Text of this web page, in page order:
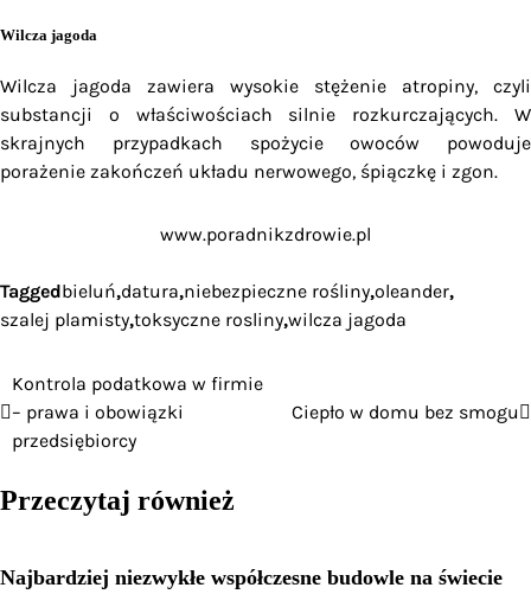
Wilcza jagoda
Wilcza jagoda zawiera wysokie stężenie atropiny, czyli
substancji o właściwościach silnie rozkurczających. W
skrajnych przypadkach spożycie owoców powoduje
porażenie zakończeń układu nerwowego, śpiączkę i zgon.
www.poradnikzdrowie.pl
Taggedbieluń,datura,niebezpieczne rośliny,oleander,
szalej plamisty,toksyczne rosliny,wilcza jagoda
Nawigacja
wpisu
Kontrola podatkowa w firmie
– prawa i obowiązki
przedsiębiorcy
Ciepło w domu bez smogu
Przeczytaj również
Najbardziej niezwykłe współczesne budowle na świecie